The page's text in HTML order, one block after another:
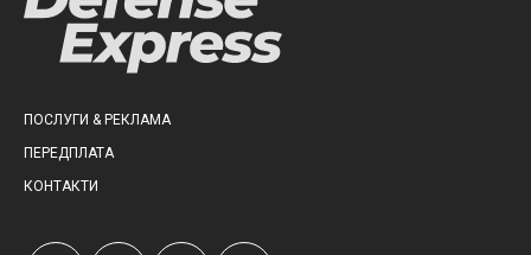
ПОСЛУГИ & РЕКЛАМА
ПЕРЕДПЛАТА
КОНТАКТИ